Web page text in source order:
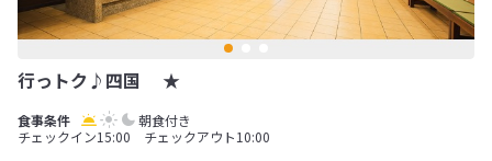
行っトク♪四国 ★
朝食付き
チェックイン15:00 チェックアウト10:00